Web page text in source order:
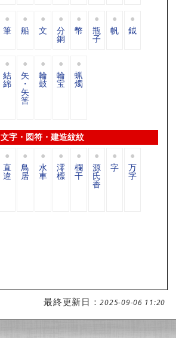
筆 船 文 分
銅
幣 瓶
子
帆 鉞
結
綿
矢
・
矢
筈
輪
鼓
輪
宝
蝋
燭
文字・図符・建造紋紋
直
違
鳥
居
水
車
澪
標
欄
干
源
氏
香
字 万
字
最終更新日：2025-09-06 11:20